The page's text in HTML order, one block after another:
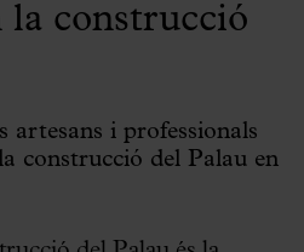
la construcció
artesans i professionals
construcció del Palau en